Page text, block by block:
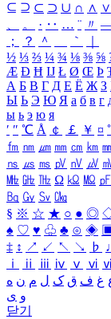
⊆ ⊇ ⊂ ⊃ ∪ ∩ ∧ ∨
、
。 · ‥ … ¨ 〃
；
？ ＾ ｀
½ ⅓ ⅔ ¼ ¾ ⅛ ⅜ ⅝
Æ Ð Ħ Ĳ Ł Ø Œ Þ
А Б В Г Д Е Ё Ж З
Ы Ь Э Ю Я а б в г
ы ь э ю я
′ ″ ℃ Å ￠ ￡ ￥ ¤
㎙ ㎚ ㎛ ㎜ ㎝ ㎞
㎱ ㎲ ㎳ ㎴ ㎵ ㎶
㎒ ㎓ ㎔ Ω ㏀ ㏁ ㎊
㏃ ㏉ ㏜ ㏆
§ ※ ☆ ★ ○ ● ◎
♠ ♡ ♥ ♧ ♣ ⊙ ◈ ▣
‡ ↕ ↗ ↙ ↖ ↘ ♭ ♩
ⅰ
ⅱ ⅲ ⅳ ⅴ ⅵ
غ ف ق ک ل م ن ه
و ی
닫기